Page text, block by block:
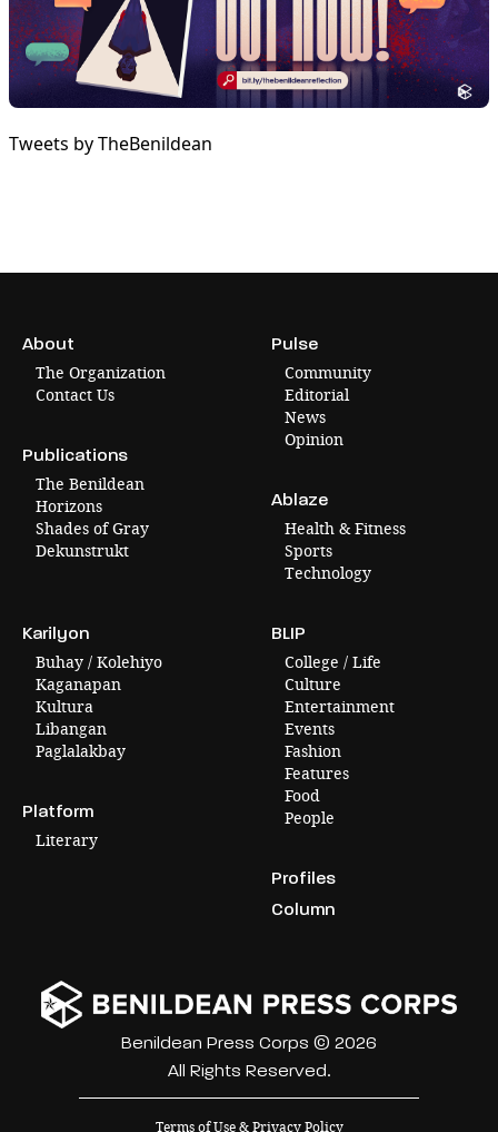
Tweets by TheBenildean
Benildean Press Corps © 2026
All Rights Reserved.
Terms of Use & Privacy Policy
About
The Organization
Contact Us
Publications
The Benildean
Horizons
Shades of Gray
Dekunstrukt
Pulse
Community
Editorial
News
Opinion
Ablaze
Health & Fitness
Sports
Technology
Karilyon
Buhay / Kolehiyo
Kaganapan
Kultura
Libangan
Paglalakbay
Platform
Literary
BLIP
College / Life
Culture
Entertainment
Events
Fashion
Features
Food
People
Profiles
Column